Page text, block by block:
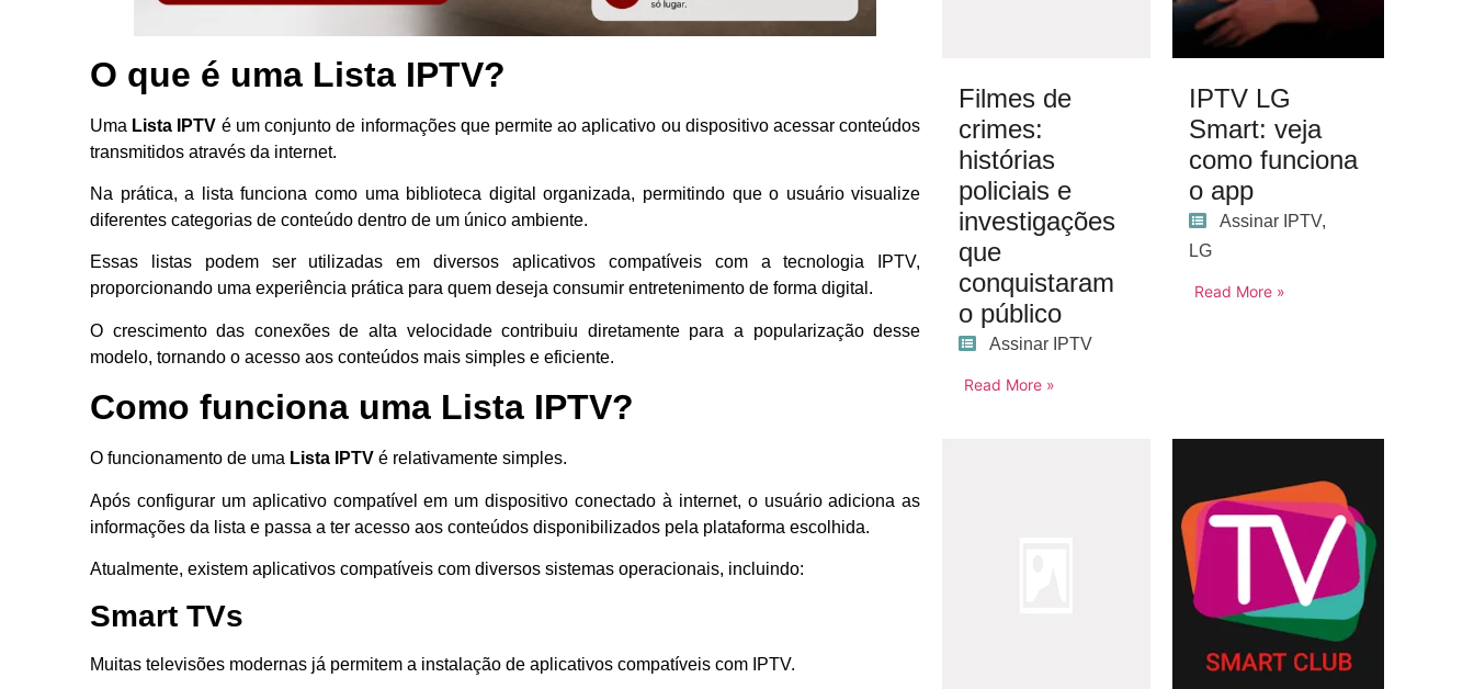
O que é uma Lista IPTV?
Uma Lista IPTV é um conjunto de informações que permite ao aplicativo ou dispositivo acessar conteúdos
transmitidos através da internet.
Na prática, a lista funciona como uma biblioteca digital organizada, permitindo que o usuário visualize
diferentes categorias de conteúdo dentro de um único ambiente.
Essas listas podem ser utilizadas em diversos aplicativos compatíveis com a tecnologia IPTV,
proporcionando uma experiência prática para quem deseja consumir entretenimento de forma digital.
O crescimento das conexões de alta velocidade contribuiu diretamente para a popularização desse
modelo, tornando o acesso aos conteúdos mais simples e eficiente.
Como funciona uma Lista IPTV?
O funcionamento de uma Lista IPTV é relativamente simples.
Após configurar um aplicativo compatível em um dispositivo conectado à internet, o usuário adiciona as
informações da lista e passa a ter acesso aos conteúdos disponibilizados pela plataforma escolhida.
Atualmente, existem aplicativos compatíveis com diversos sistemas operacionais, incluindo:
Smart TVs
Muitas televisões modernas já permitem a instalação de aplicativos compatíveis com IPTV.
Filmes de
crimes:
histórias
policiais e
investigações
que
conquistaram
o público
Assinar IPTV
Read More »
IPTV LG
Smart: veja
como funciona
o app
Assinar IPTV,
LG
Read More »